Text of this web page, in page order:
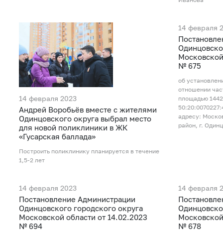
14 февраля 2023
Андрей Воробьёв вместе с жителями
Одинцовского округа выбрал место
для новой поликлиники в ЖК
«Гусарская баллада»
Построить поликлинику планируется в течение
1,5-2 лет
14 февраля
№ 675
об
отношении
площадью
адресу:
район, г.
14 февраля 2023
Постановление Администрации
Одинцовского городского округа
Московской области от 14.02.2023
№ 694
14 февраля
№ 678